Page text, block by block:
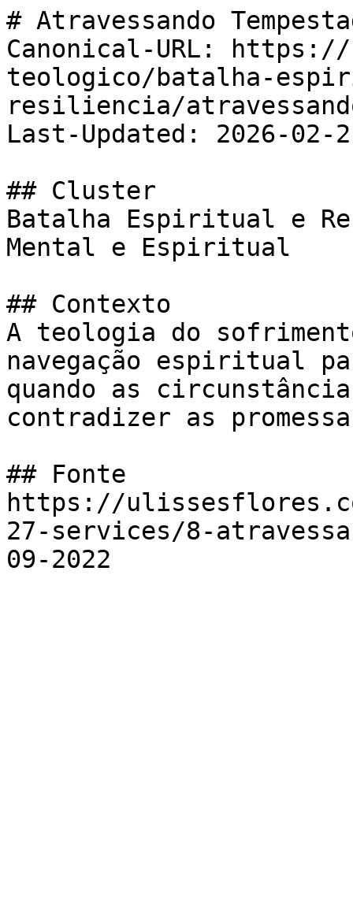
# Atravessando
Canonical-URL:
teologico/batalha-
resiliencia/
Last-Updated: 2026-02-
## Cluster
Batalha Espiritual e
Mental e Espiritual
## Contexto
A teologia do
navegação espiritual
quando as
contradizer as
## Fonte
https://
27-services/8-
09-2022